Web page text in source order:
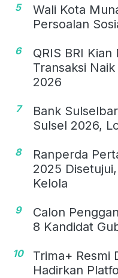
5
Wali Kota
Persoalan
6
QRIS BRI
Transaksi
2026
7
Bank
Sulsel 2026,
8
Ranperda
2025
Kelola
9
Calon
8 Kandidat
10
Trima+ Resmi
Hadirkan